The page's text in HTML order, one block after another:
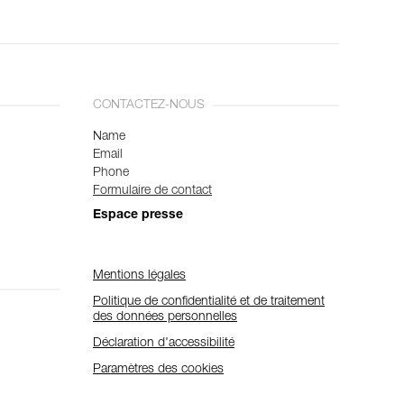
CONTACTEZ-NOUS
Name
Email
Phone
Formulaire de contact
Espace presse
Mentions légales
Politique de confidentialité et de traitement
des données personnelles
Déclaration d'accessibilité
Paramètres des cookies